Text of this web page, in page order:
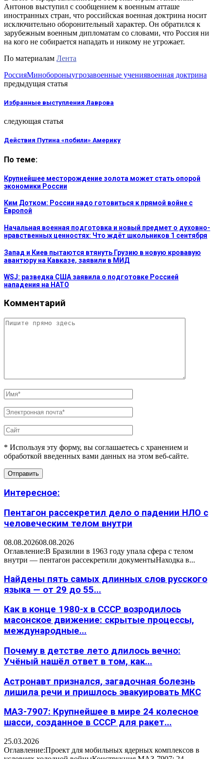
Антонов выступил с сообщением к военным атташе
иностранных стран, что российская военная доктрина носит
исключительно оборонительный характер. Он обратился к
зарубежным военным дипломатам со словами, что Россия ни
на кого не собирается нападать и никому не угрожает.
По материалам Лента
РоссияМинобороныугрозавоенные учениявоенная доктрина
предыдущая статья
Избранные выступления Лаврова
следующая статья
Действия Путина «побили» Америку
По теме:
Крупнейшее месторождение золота может стать опорой
экономики России
Ким Дотком: России надо готовиться к прямой войне с
Европой
Начальная военная подготовка и новый предмет о духовно-
нравственных ценностях: Что ждёт школьников 1 сентября
Запад и Киев пытаются втянуть Грузию в новую кровавую
авантюру на Кавказе, заявили в МИД
WSJ: разведка США заявила о подготовке Россией
нападения на НАТО
Комментарий
* Используя эту форму, вы соглашаетесь с хранением и
обработкой введенных вами данных на этом веб-сайте.
Интересное:
Пентагон рассекретил дело о падении НЛО с
человеческим телом внутри
08.08.202608.08.2026
Оглавление:В Бразилии в 1963 году упала сфера с телом
внутри — пентагон рассекретили документыНаходка в...
Найдены пять самых длинных слов русского
языка — от 29 до 55...
Как в конце 1980-х в СССР возродилось
масонское движение: скрытые процессы,
международные...
Почему в детстве лето длилось вечно:
Учёный нашёл ответ в том, как...
Астронавт признался, загадочная болезнь
лишила речи и пришлось эвакуировать МКС
МАЗ-7907: Крупнейшее в мире 24 колесное
шасси, созданное в СССР для ракет...
25.03.2026
Оглавление:Проект для мобильных ядерных комплексов в